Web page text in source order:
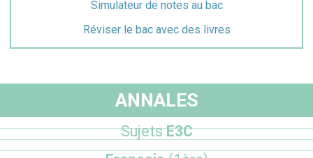
Simulateur de notes au bac
Réviser le bac avec des livres
ANNALES
SujetsE3C